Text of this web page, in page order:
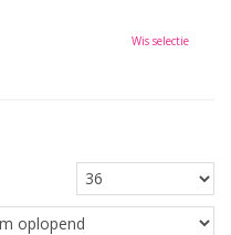
Wis selectie